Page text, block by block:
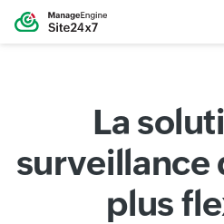
La
surveillance
plus